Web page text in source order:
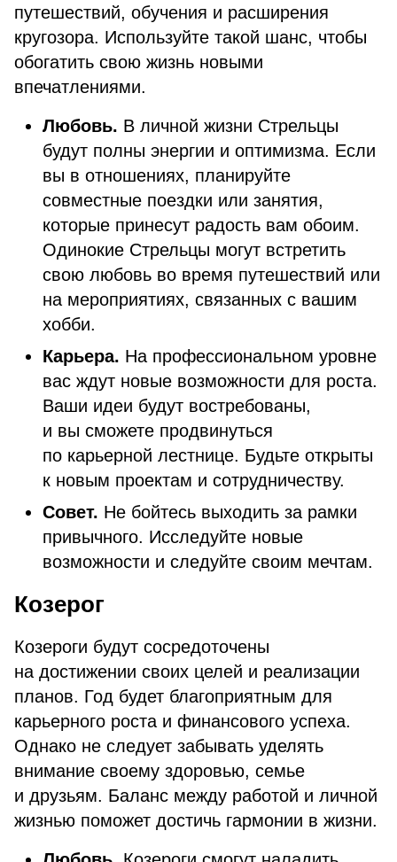
путешествий, обучения и расширения
кругозора. Используйте такой шанс, чтобы
обогатить свою жизнь новыми
впечатлениями.
Любовь. В личной жизни Стрельцы
будут полны энергии и оптимизма. Если
вы в отношениях, планируйте
совместные поездки или занятия,
которые принесут радость вам обоим.
Одинокие Стрельцы могут встретить
свою любовь во время путешествий или
на мероприятиях, связанных с вашим
хобби.
Карьера. На профессиональном уровне
вас ждут новые возможности для роста.
Ваши идеи будут востребованы,
и вы сможете продвинуться
по карьерной лестнице. Будьте открыты
к новым проектам и сотрудничеству.
Совет. Не бойтесь выходить за рамки
привычного. Исследуйте новые
возможности и следуйте своим мечтам.
Козерог
Козероги будут сосредоточены
на достижении своих целей и реализации
планов. Год будет благоприятным для
карьерного роста и финансового успеха.
Однако не следует забывать уделять
внимание своему здоровью, семье
и друзьям. Баланс между работой и личной
жизнью поможет достичь гармонии в жизни.